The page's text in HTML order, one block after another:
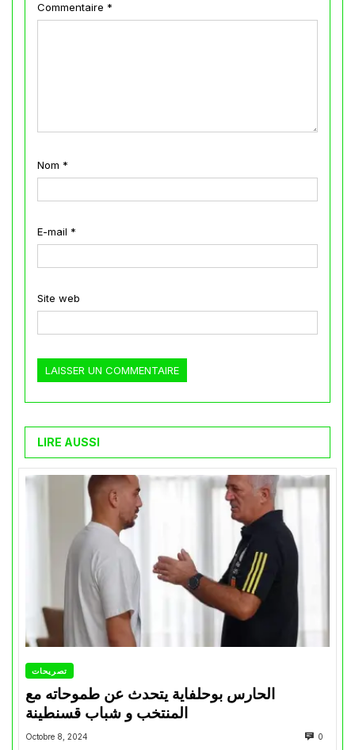
Commentaire *
Nom *
E-mail *
Site web
LIRE AUSSI
تصريحات
الحارس بوحلفاية يتحدث عن طموحاته مع
المنتخب و شباب قسنطينة
Octobre 8, 2024 0